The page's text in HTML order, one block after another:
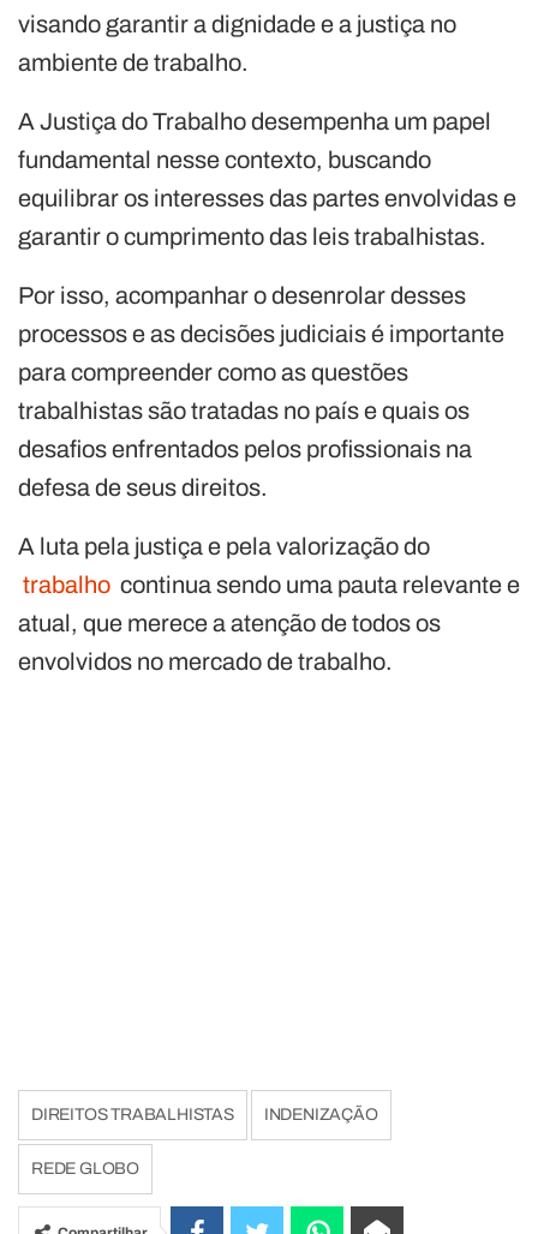
visando garantir a dignidade e a justiça no
ambiente de trabalho.
A Justiça do Trabalho desempenha um papel
fundamental nesse contexto, buscando
equilibrar os interesses das partes envolvidas e
garantir o cumprimento das leis trabalhistas.
Por isso, acompanhar o desenrolar desses
processos e as decisões judiciais é importante
para compreender como as questões
trabalhistas são tratadas no país e quais os
desafios enfrentados pelos profissionais na
defesa de seus direitos.
A luta pela justiça e pela valorização do
trabalho continua sendo uma pauta relevante e
atual, que merece a atenção de todos os
envolvidos no mercado de trabalho.
DIREITOS TRABALHISTAS INDENIZAÇÃO
REDE GLOBO